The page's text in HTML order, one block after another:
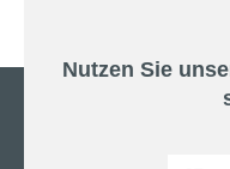
Nutzen Sie